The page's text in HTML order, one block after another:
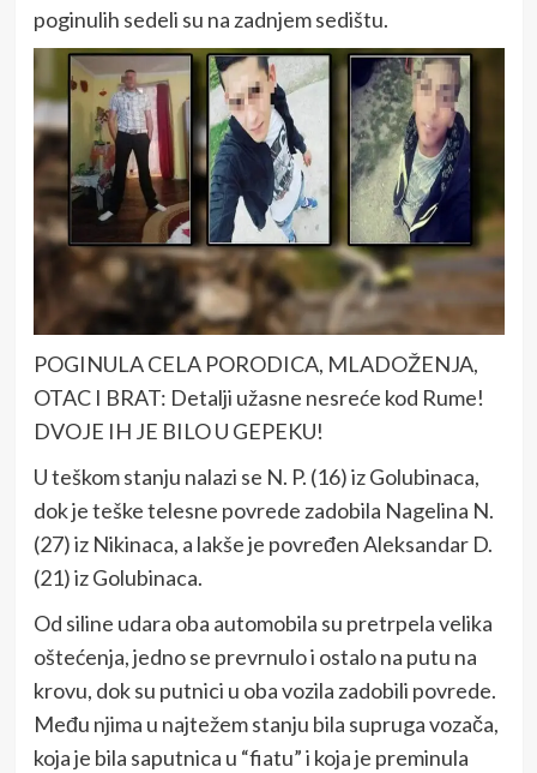
poginulih sedeli su na zadnjem sedištu.
POGINULA CELA PORODICA, MLADOŽENJA,
OTAC I BRAT: Detalji užasne nesreće kod Rume!
DVOJE IH JE BILO U GEPEKU!
U teškom stanju nalazi se N. P. (16) iz Golubinaca,
dok je teške telesne povrede zadobila Nagelina N.
(27) iz Nikinaca, a lakše je povređen Aleksandar D.
(21) iz Golubinaca.
Od siline udara oba automobila su pretrpela velika
oštećenja, jedno se prevrnulo i ostalo na putu na
krovu, dok su putnici u oba vozila zadobili povrede.
Među njima u najtežem stanju bila supruga vozača,
koja je bila saputnica u “fiatu” i koja je preminula